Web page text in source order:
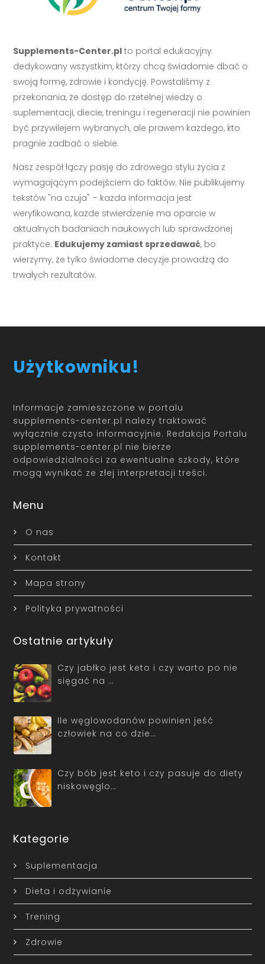
Supplements-Center.pl to portal edukacyjny
dedykowany wszystkim, którzy chcą świadomie dbać o
swoją formę, zdrowie i kondycję. Powstaliśmy z
przekonania, że dostęp do rzetelnej wiedzy o
suplementacji, diecie, treningu i regeneracji nie powinien
być przywilejem wybranych, ale prawem każdego, kto
pragnie zadbać o siebie.
Nasz zespół łączy pasję do zdrowego stylu życia z
wymagającym podejściem do faktów. Nie publikujemy
tekstów "na czuja" – każda informacja jest
weryfikowana, każde stwierdzenie ma oparcie w
aktualnych badaniach naukowych lub sprawdzonej
praktyce. Edukujemy zamiast sprzedawać, bo
wierzymy, że tylko świadome decyzje prowadzą do
trwałych rezultatów.
Użytkowniku!
Informacje zamieszczone w portalu
supplements-center.pl należy traktować
wyłącznie czysto informacyjnie. Redakcja Portalu
supplements-center.pl nie bierze
odpowiedzialności za ewentualne szkody, które
mogą wynikać ze złej interpretacji treści.
Menu
O nas
Kontakt
Mapa strony
Polityka prywatności
Ostatnie artykuły
Czy jabłko jest keto i czy warto po nie
sięgać na …
Ile węglowodanów powinien jeść
człowiek na co dzie…
Czy bób jest keto i czy pasuje do diety
niskowęglo…
Kategorie
Suplementacja
Dieta i odżywianie
Trening
Zdrowie